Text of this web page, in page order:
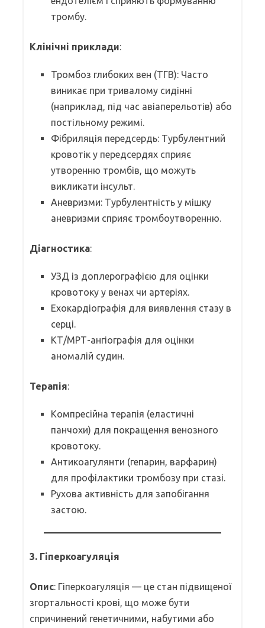
тромбу.
Клінічні приклади:
Тромбоз глибоких вен (ТГВ): Часто
виникає при тривалому сидінні
(наприклад, під час авіаперельотів) або
постільному режимі.
Фібриляція передсердь: Турбулентний
кровотік у передсердях сприяє
утворенню тромбів, що можуть
викликати інсульт.
Аневризми: Турбулентність у мішку
аневризми сприяє тромбоутворенню.
Діагностика:
УЗД із доплерографією для оцінки
кровотоку у венах чи артеріях.
Ехокардіографія для виявлення стазу в
серці.
КТ/МРТ-ангіографія для оцінки
аномалій судин.
Терапія:
Компресійна терапія (еластичні
панчохи) для покращення венозного
кровотоку.
Антикоагулянти (гепарин, варфарин)
для профілактики тромбозу при стазі.
Рухова активність для запобігання
застою.
3. Гіперкоагуляція
Опис: Гіперкоагуляція — це стан підвищеної
згортальності крові, що може бути
спричинений генетичними, набутими або